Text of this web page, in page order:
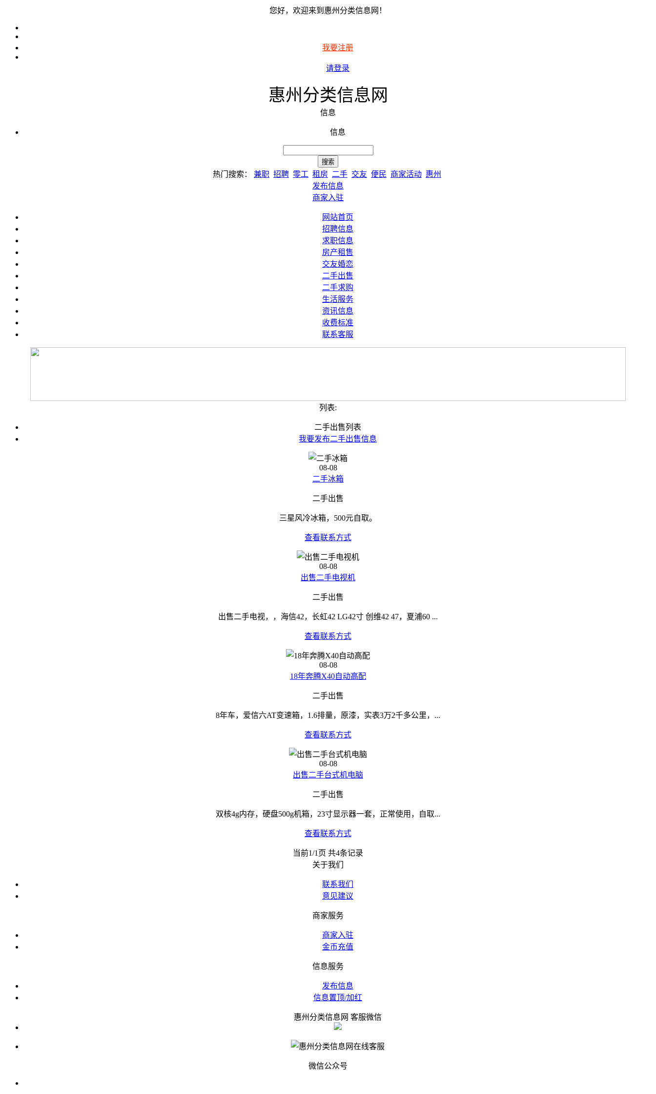
您好，欢迎来到惠州分类信息网！
我要注册
请登录
惠州分类信息网
信息
信息
热门搜索： 兼职 招聘 零工 租房 二手 交友 便民 商家活动 惠州
发布信息
商家入驻
网站首页
招聘信息
求职信息
房产租售
交友婚恋
二手出售
二手求购
生活服务
资讯信息
收费标准
联系客服
列表:
二手出售列表
我要发布二手出售信息
08-08
二手冰箱
二手出售
三星风冷冰箱，500元自取。
查看联系方式
08-08
出售二手电视机
二手出售
出售二手电视，，海信42，长虹42 LG42寸 创维42 47，夏浦60 ...
查看联系方式
08-08
18年奔腾X40自动高配
二手出售
8年车，爱信六AT变速箱，1.6排量，原漆，实表3万2千多公里，...
查看联系方式
08-08
出售二手台式机电脑
二手出售
双核4g内存，硬盘500g机箱，23寸显示器一套，正常使用，自取...
查看联系方式
当前1/1页 共4条记录
关于我们
联系我们
意见建议
商家服务
商家入驻
金币充值
信息服务
发布信息
信息置顶/加红
惠州分类信息网 客服微信
微信公众号